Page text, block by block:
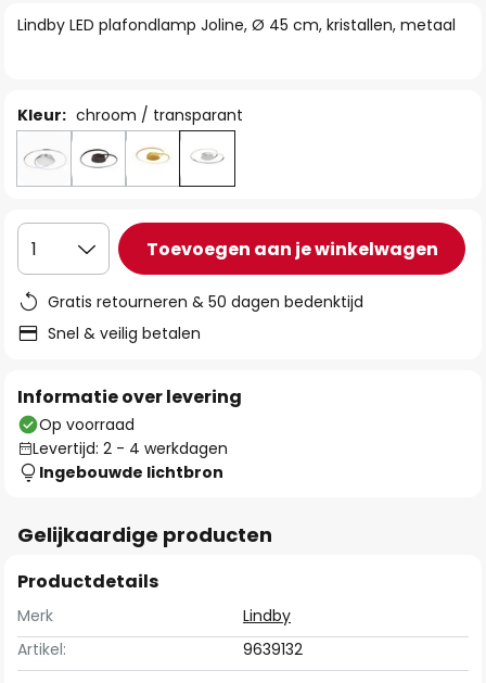
de
Lindby LED plafondlamp Joline, Ø 45 cm, kristallen, metaal
Kleur: chroom / transparant
1 Toevoegen aan je winkelwagen
Gratis retourneren & 50 dagen bedenktijd
Snel & veilig betalen
Informatie over levering
Op voorraad
Levertijd: 2 - 4 werkdagen
Ingebouwde lichtbron
Gelijkaardige producten
Productdetails
Merk
Lindby
Artikel:
9639132